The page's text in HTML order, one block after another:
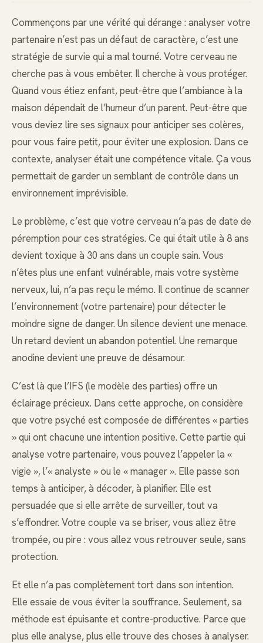
Commençons par une vérité qui dérange : analyser votre
partenaire n’est pas un défaut de caractère, c’est une
stratégie de survie qui a mal tourné. Votre cerveau ne
cherche pas à vous embêter. Il cherche à vous protéger.
Quand vous étiez enfant, peut-être que l’ambiance à la
maison dépendait de l’humeur d’un parent. Peut-être que
vous deviez lire ses signaux pour anticiper ses colères,
pour vous faire petit, pour éviter une explosion. Dans ce
contexte, analyser était une compétence vitale. Ça vous
permettait de garder un semblant de contrôle dans un
environnement imprévisible.
Le problème, c’est que votre cerveau n’a pas de date de
péremption pour ces stratégies. Ce qui était utile à 8 ans
devient toxique à 30 ans dans un couple sain. Vous
n’êtes plus une enfant vulnérable, mais votre système
nerveux, lui, n’a pas reçu le mémo. Il continue de scanner
l’environnement (votre partenaire) pour détecter le
moindre signe de danger. Un silence devient une menace.
Un retard devient un abandon potentiel. Une remarque
anodine devient une preuve de désamour.
C’est là que l’IFS (le modèle des parties) offre un
éclairage précieux. Dans cette approche, on considère
que votre psyché est composée de différentes « parties
» qui ont chacune une intention positive. Cette partie qui
analyse votre partenaire, vous pouvez l’appeler la «
vigie », l’« analyste » ou le « manager ». Elle passe son
temps à anticiper, à décoder, à planifier. Elle est
persuadée que si elle arrête de surveiller, tout va
s’effondrer. Votre couple va se briser, vous allez être
trompée, ou pire : vous allez vous retrouver seule, sans
protection.
Et elle n’a pas complètement tort dans son intention.
Elle essaie de vous éviter la souffrance. Seulement, sa
méthode est épuisante et contre-productive. Parce que
plus elle analyse, plus elle trouve des choses à analyser.